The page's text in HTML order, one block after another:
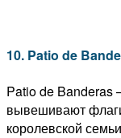
10. Patio de
Patio de Banderas
вывешивают
королевской